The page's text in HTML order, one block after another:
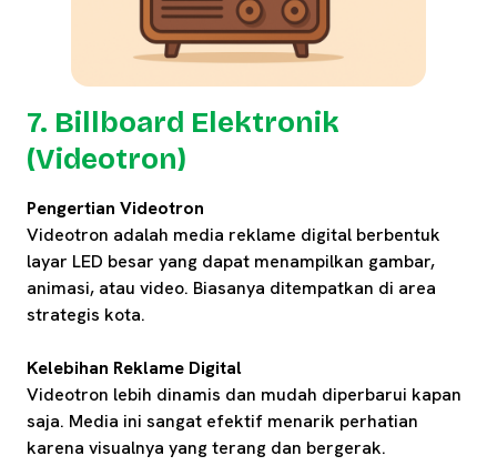
7. Billboard Elektronik
(Videotron)
Pengertian Videotron
Videotron adalah media reklame digital berbentuk
layar LED besar yang dapat menampilkan gambar,
animasi, atau video. Biasanya ditempatkan di area
strategis kota.
Kelebihan Reklame Digital
Videotron lebih dinamis dan mudah diperbarui kapan
saja. Media ini sangat efektif menarik perhatian
karena visualnya yang terang dan bergerak.